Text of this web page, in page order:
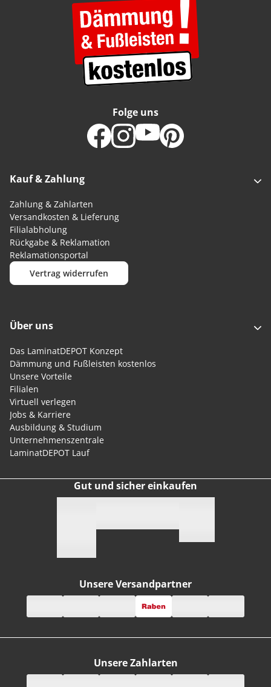
Kauf & Zahlung
Zahlung & Zahlarten
Versandkosten & Lieferung
Filialabholung
Rückgabe & Reklamation
Reklamationsportal
Vertrag widerrufen
Folge uns
Über uns
Das LaminatDEPOT Konzept
Dämmung und Fußleisten kostenlos
Unsere Vorteile
Filialen
Virtuell verlegen
Jobs & Karriere
Ausbildung & Studium
Unternehmenszentrale
LaminatDEPOT Lauf
Gut und sicher einkaufen
Unsere Zahlarten
Unsere Versandpartner